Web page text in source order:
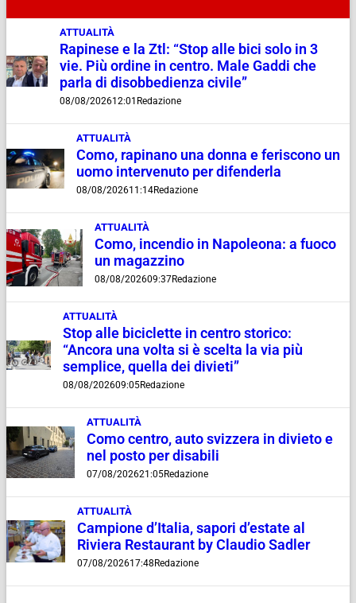
ATTUALITÀ
Rapinese e la Ztl: “Stop alle bici solo in 3
vie. Più ordine in centro. Male Gaddi che
parla di disobbedienza civile”
08/08/202612:01 Redazione
ATTUALITÀ
Como, rapinano una donna e feriscono un
uomo intervenuto per difenderla
08/08/202611:14Redazione
ATTUALITÀ
Como, incendio in Napoleona: a fuoco
un magazzino
08/08/202609:37Redazione
ATTUALITÀ
Stop alle biciclette in centro storico:
“Ancora una volta si è scelta la via più
semplice, quella dei divieti”
08/08/202609:05Redazione
ATTUALITÀ
Como centro, auto svizzera in divieto e
nel posto per disabili
07/08/202621:05Redazione
ATTUALITÀ
Campione d’Italia, sapori d’estate al
Riviera Restaurant by Claudio Sadler
07/08/202617:48 Redazione